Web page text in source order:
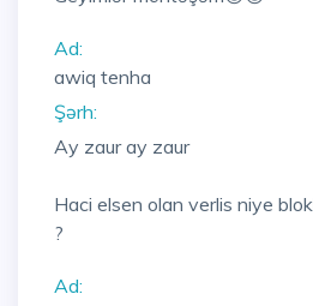
Ad:
awiq tenha
Şərh:
Ay zaur ay zaur
Haci elsen olan verlis niye
?
Ad: